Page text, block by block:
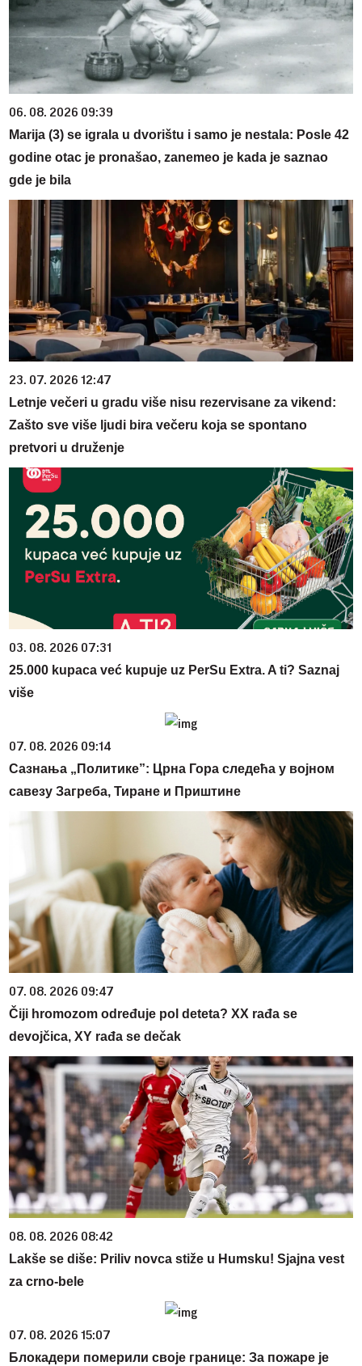
06. 08. 2026 09:39
Marija (3) se igrala u dvorištu i samo je nestala: Posle 42
godine otac je pronašao, zanemeo je kada je saznao
gde je bila
23. 07. 2026 12:47
Letnje večeri u gradu više nisu rezervisane za vikend:
Zašto sve više ljudi bira večeru koja se spontano
pretvori u druženje
03. 08. 2026 07:31
25.000 kupaca već kupuje uz PerSu Extra. A ti? Saznaj
više
07. 08. 2026 09:14
Сазнања „Политике”: Црна Гора следећа у војном
савезу Загреба, Тиране и Приштине
07. 08. 2026 09:47
Čiji hromozom određuje pol deteta? XX rađa se
devojčica, XY rađa se dečak
08. 08. 2026 08:42
Lakše se diše: Priliv novca stiže u Humsku! Sjajna vest
za crno-bele
07. 08. 2026 15:07
Блокадери померили своје границе: За пожаре је